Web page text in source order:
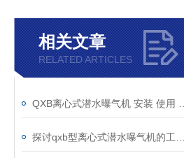
相关文章
RELATED ARTICLES